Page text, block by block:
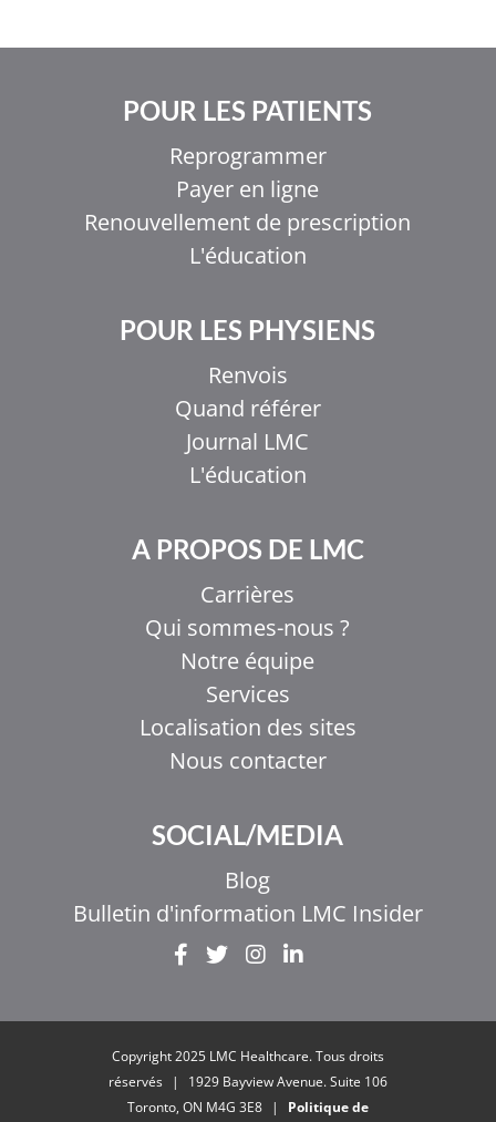
POUR LES PATIENTS
Reprogrammer
Payer en ligne
Renouvellement de prescription
L'éducation
POUR LES PHYSIENS
Renvois
Quand référer
Journal LMC
L'éducation
A PROPOS DE LMC
Carrières
Qui sommes-nous ?
Notre équipe
Services
Localisation des sites
Nous contacter
SOCIAL/MEDIA
Blog
Bulletin d'information LMC Insider
Copyright 2025 LMC Healthcare. Tous droits
réservés
|
1929 Bayview Avenue. Suite 106
Toronto, ON M4G 3E8
| Politique de